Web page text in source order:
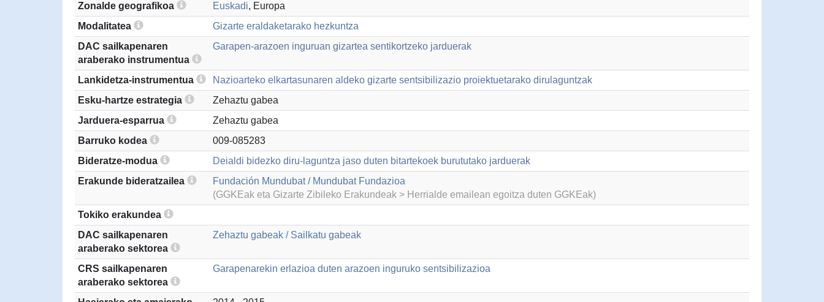
Zonalde geografikoa
Euskadi, Europa
Modalitatea
Gizarte eraldaketarako hezkuntza
DAC sailkapenaren
araberako instrumentua
Garapen-arazoen inguruan gizartea sentikortzeko jarduerak
Lankidetza-instrumentua
Nazioarteko elkartasunaren aldeko gizarte sentsibilizazio proiektuetarako dirulaguntzak
Esku-hartze estrategia
Zehaztu gabea
Jarduera-esparrua
Zehaztu gabea
Barruko kodea
009-085283
Bideratze-modua
Deialdi bidezko diru-laguntza jaso duten bitartekoek burututako jarduerak
Erakunde bideratzailea
Fundación Mundubat / Mundubat Fundazioa
(GGKEak eta Gizarte Zibileko Erakundeak > Herrialde emailean egoitza duten GGKEak)
Tokiko erakundea
DAC sailkapenaren
araberako sektorea
Zehaztu gabeak / Sailkatu gabeak
CRS sailkapenaren
araberako sektorea
Garapenarekin erlazioa duten arazoen inguruko sentsibilizazioa